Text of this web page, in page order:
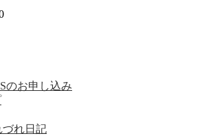
のお申し込み
づれ日記